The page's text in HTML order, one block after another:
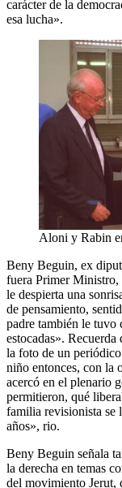
carácter de la
esa lucha».
Aloni y Rabin
Beny Beguin, ex
fuera Primer
le despierta una
de pensamiento,
padre también le tuvo
estocadas».
la foto de un
niño entonces, con la
acercó en el plenario
permitieron, qué
familia revisionista se
años», rio.
Beny Beguin señala
la derecha en temas
del movimiento Jerut,